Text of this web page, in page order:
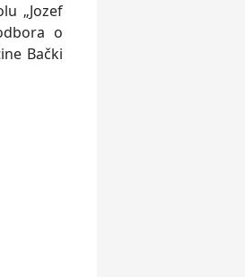
„Jozef
o
Bački